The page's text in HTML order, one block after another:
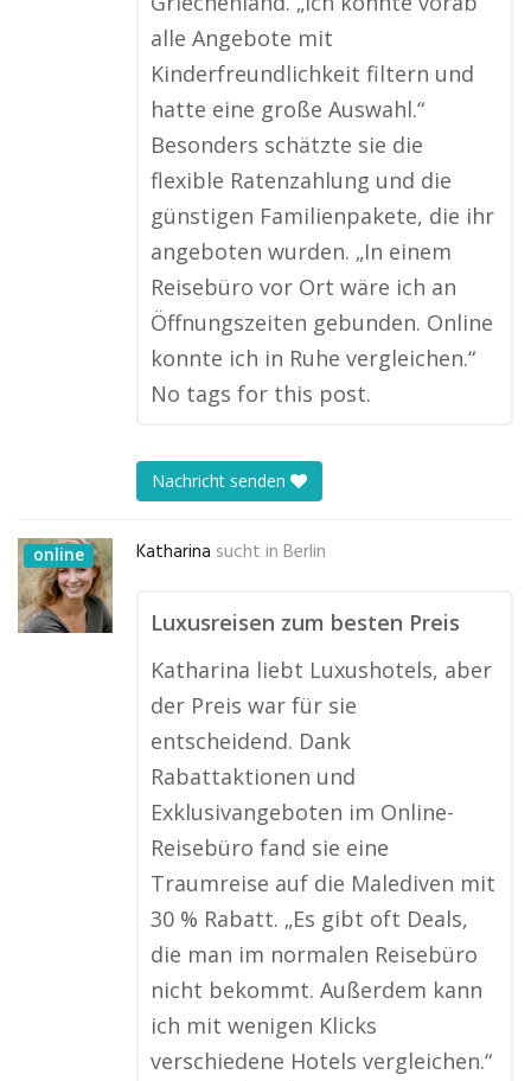
alle Angebote mit
Kinderfreundlichkeit filtern und
hatte eine große Auswahl.“
Besonders schätzte sie die
flexible Ratenzahlung und die
günstigen Familienpakete, die ihr
angeboten wurden. „In einem
Reisebüro vor Ort wäre ich an
Öffnungszeiten gebunden. Online
konnte ich in Ruhe vergleichen.“
No tags for this post.
Nachricht senden
online Katharina sucht in Berlin
Luxusreisen zum besten Preis
Katharina liebt Luxushotels, aber
der Preis war für sie
entscheidend. Dank
Rabattaktionen und
Exklusivangeboten im Online-
Reisebüro fand sie eine
Traumreise auf die Malediven mit
30 % Rabatt. „Es gibt oft Deals,
die man im normalen Reisebüro
nicht bekommt. Außerdem kann
ich mit wenigen Klicks
verschiedene Hotels vergleichen.“